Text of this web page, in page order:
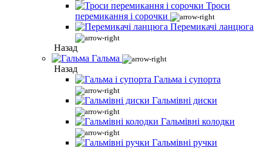
Троси
перемикання і сорочки
Перемикачі ланцюга
Назад
Гальма
Назад
Гальма і супорта
Гальмівні диски
Гальмівні колодки
Гальмівні ручки